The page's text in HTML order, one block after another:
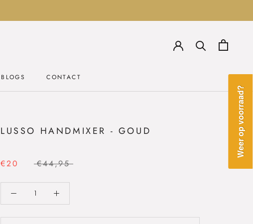
BLOGS
CONTACT
LUSSO HANDMIXER - GOUD
€20 €44,95
Weer op voorraad?